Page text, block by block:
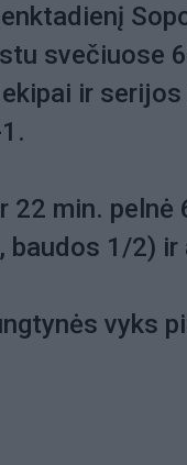
svečiuose
ekipai ir
22 min.
baudos 1/2)
vyks